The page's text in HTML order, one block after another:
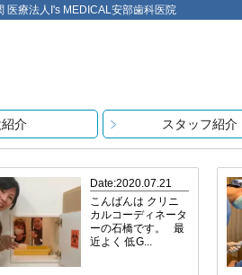
医療法人I's MEDICAL安部歯科医院
介 スタッフ紹介
Date:2020.07.21
こんばんは クリニ
カルコーディネータ
ーの石橋です。 最
近よく 低G...